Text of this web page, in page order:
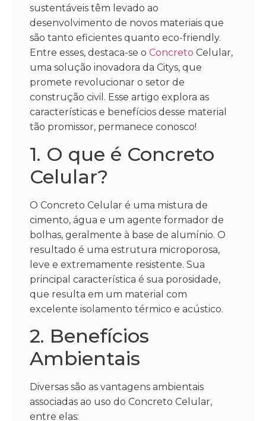
sustentáveis têm levado ao
desenvolvimento de novos materiais que
são tanto eficientes quanto eco-friendly.
Entre esses, destaca-se o Concreto Celular,
uma solução inovadora da Citys, que
promete revolucionar o setor de
construção civil. Esse artigo explora as
características e benefícios desse material
tão promissor, permanece conosco!
1. O que é Concreto
Celular?
O Concreto Celular é uma mistura de
cimento, água e um agente formador de
bolhas, geralmente à base de alumínio. O
resultado é uma estrutura microporosa,
leve e extremamente resistente. Sua
principal característica é sua porosidade,
que resulta em um material com
excelente isolamento térmico e acústico.
2. Benefícios
Ambientais
Diversas são as vantagens ambientais
associadas ao uso do Concreto Celular,
entre elas: